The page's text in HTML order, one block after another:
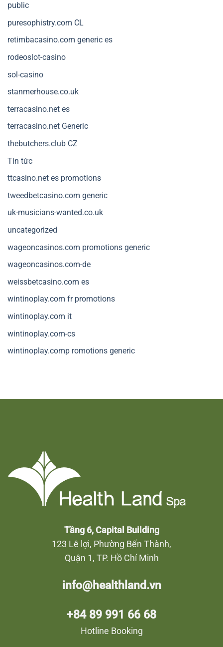
public
puresophistry.com CL
retimbacasino.com generic es
rodeoslot-casino
sol-casino
stanmerhouse.co.uk
terracasino.net es
terracasino.net Generic
thebutchers.club CZ
Tin tức
ttcasino.net es promotions
tweedbetcasino.com generic
uk-musicians-wanted.co.uk
uncategorized
wageoncasinos.com promotions generic
wageoncasinos.com-de
weissbetcasino.com es
wintinoplay.com fr promotions
wintinoplay.com it
wintinoplay.com-cs
wintinoplay.comp romotions generic
Tầng 6, Capital Building
123 Lê lợi, Phường Bến Thành,
Quận 1, TP. Hồ Chí Minh
info@healthland.vn
+84 89 991 66 68
Hotline Booking